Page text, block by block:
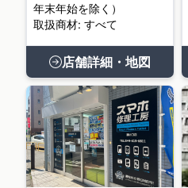
年末年始を除く）
取扱商材: すべて
店舗詳細・地図